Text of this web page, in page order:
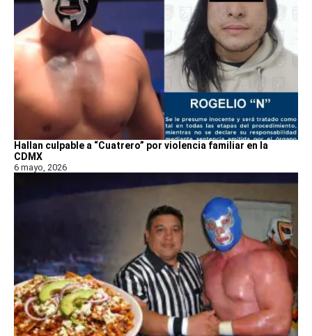
Hallan culpable a “Cuatrero” por violencia familiar en la
CDMX
6 mayo, 2026